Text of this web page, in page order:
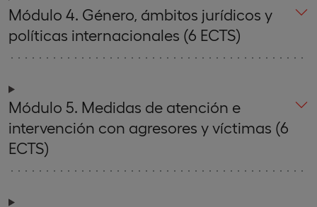
Módulo 4. Género, ámbitos jurídicos y
políticas internacionales (6 ECTS)
Módulo 5. Medidas de atención e
intervención con agresores y víctimas (6
ECTS)